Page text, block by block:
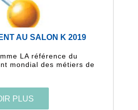
AU SALON K 2019
LA référence du
mondial des métiers de
PLUS